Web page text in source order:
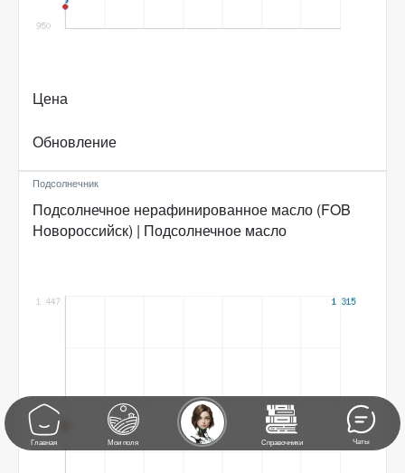
Цена
Обновление
Подсолнечник
Подсолнечное нерафинированное масло (FOB
Новороссийск) | Подсолнечное масло
Главная Мои поля Справочники Чаты